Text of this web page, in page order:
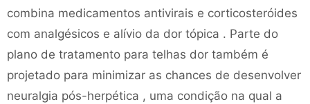
combina medicamentos antivirais e corticosteróides
com analgésicos e alívio da dor tópica . Parte do
plano de tratamento para telhas dor também é
projetado para minimizar as chances de desenvolver
neuralgia pós-herpética , uma condição na qual a